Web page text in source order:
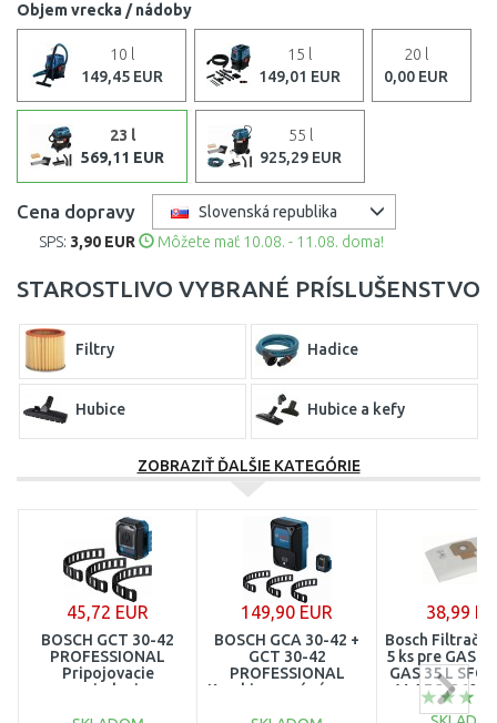
Objem vrecka / nádoby
10 l
149,45 EUR
15 l
149,01 EUR
20 l
0,00 EUR
23 l
569,11 EUR
55 l
925,29 EUR
Cena dopravy
Slovenská republika
SPS: 3,90 EUR Môžete mať 10.08. - 11.08. doma!
STAROSTLIVO VYBRANÉ PRÍSLUŠENSTVO
Filtry Hadice
Hubice Hubice a kefy
Náhradné diely Náhradné filtre
Náhradné sáčky Pripojovacie adaptéry
Rúry Sáčky
ZOBRAZIŤ ĎALŠIE KATEGÓRIE
45,72 EUR
BOSCH GCT 30-42
PROFESSIONAL
Pripojovacie
zariadenie
149,90 EUR
BOSCH GCA 30-42 +
GCT 30-42
PROFESSIONAL
Kombinovaná súprava
38,99
Bosch
5 ks pre GAS
GAS 35 L SFC,
M AFC,